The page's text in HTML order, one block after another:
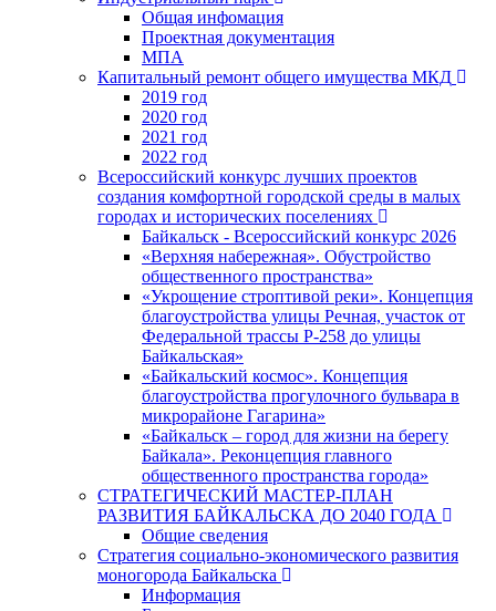
Общая инфомация
Проектная документация
МПА
Капитальный ремонт общего имущества МКД
2019 год
2020 год
2021 год
2022 год
Всероссийский конкурс лучших проектов
создания комфортной городской среды в малых
городах и исторических поселениях
Байкальск - Всероссийский конкурс 2026
«Верхняя набережная». Обустройство
общественного пространства»
«Укрощение строптивой реки». Концепция
благоустройства улицы Речная, участок от
Федеральной трассы Р-258 до улицы
Байкальская»
«Байкальский космос». Концепция
благоустройства прогулочного бульвара в
микрорайоне Гагарина»
«Байкальск – город для жизни на берегу
Байкала». Реконцепция главного
общественного пространства города»
СТРАТЕГИЧЕСКИЙ МАСТЕР-ПЛАН
РАЗВИТИЯ БАЙКАЛЬСКА ДО 2040 ГОДА
Общие сведения
Стратегия социально-экономического развития
моногорода Байкальска
Информация